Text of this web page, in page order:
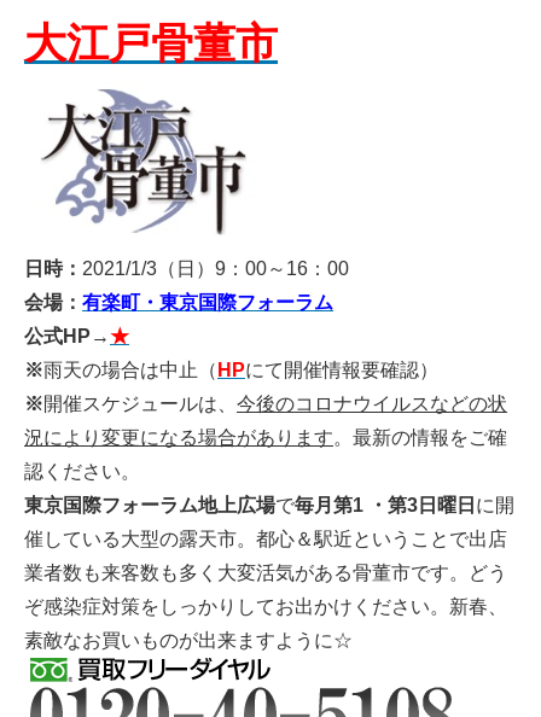
大江戸骨董市
日時： 2021/1/3（日）9：00～16：00
会場： 有楽町・東京国際フォーラム
公式HP →★
※雨天の場合は中止（ HPにて開催情報要確認）
※開催スケジュールは、 今後のコロナウイルスなどの状
況により変更になる場合があります。最新の情報をご確
認ください。
東京国際フォーラム地上広場で毎月第1 ・第3日曜日 に開
催している大型の露天市。都心＆駅近ということで出店
業者数も来客数も多く大変活気がある骨董市です。どう
ぞ感染症対策をしっかりしてお出かけください。新春、
素敵なお買いものが出来ますように☆